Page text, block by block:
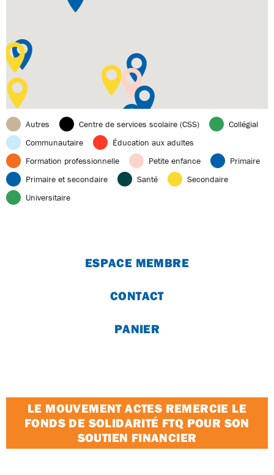
Autres Centre de services scolaire (CSS)
Collégial
Communautaire
Éducation aux adultes
Formation professionnelle
Petite enfance
Primaire
Primaire et secondaire
Santé
Secondaire
Universitaire
ESPACE MEMBRE
CONTACT
PANIER
LE MOUVEMENT ACTES REMERCIE LE
FONDS DE SOLIDARITÉ FTQ POUR SON
SOUTIEN FINANCIER